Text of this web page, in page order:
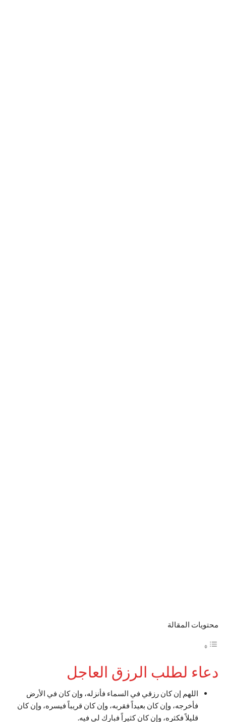
محتويات المقالة
دعاء لطلب الرزق العاجل
اللهم إن كان رزقي في السماء فأنزله، وإن كان في الأرض
فأخرجه، وإن كان بعيداً فقربه، وإن كان قريباً فيسره، وإن كان
قليلاً فكثره، وإن كان كثيراً فبارك لي فيه.